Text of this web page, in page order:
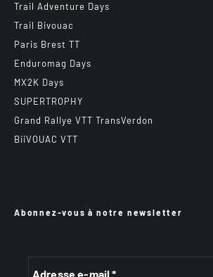
Trail Adventure Days
Trail Bivouac
Paris Brest TT
Enduromag Days
MX2K Days
SUPERTROPHY
Grand Rallye VTT TransVerdon
BiiVOUAC VTT
Abonnez-vous à notre newsletter